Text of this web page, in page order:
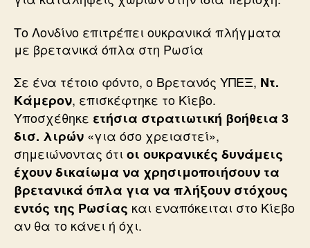
Το Λονδίνο επιτρέπει ουκρανικά πλήγματα
με βρετανικά όπλα στη Ρωσία
Σε ένα τέτοιο φόντο, ο Βρετανός ΥΠΕΞ, Ντ.
Κάμερον, επισκέφτηκε το Κίεβο.
Υποσχέθηκε ετήσια στρατιωτική βοήθεια 3
δισ. λιρών «για όσο χρειαστεί»,
σημειώνοντας ότιοι ουκρανικές δυνάμεις
έχουν δικαίωμα να χρησιμοποιήσουν τα
βρετανικά όπλα για να πλήξουν στόχους
εντός της Ρωσίας και εναπόκειται στο Κίεβο
αν θα το κάνει ή όχι.